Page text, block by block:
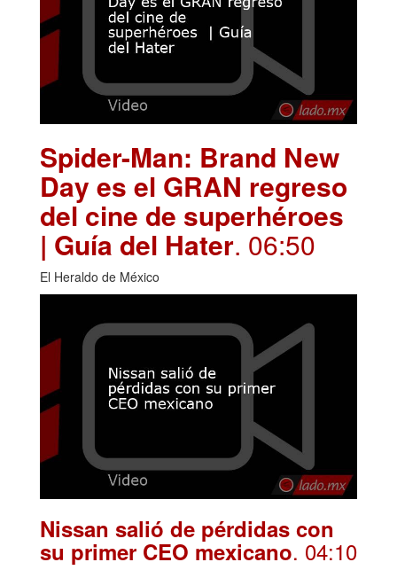
Spider-Man: Brand New
Day es el GRAN regreso
del cine de superhéroes
| Guía del Hater. 06:50
El Heraldo de México
Nissan salió de pérdidas con
su primer CEO mexicano. 04:10